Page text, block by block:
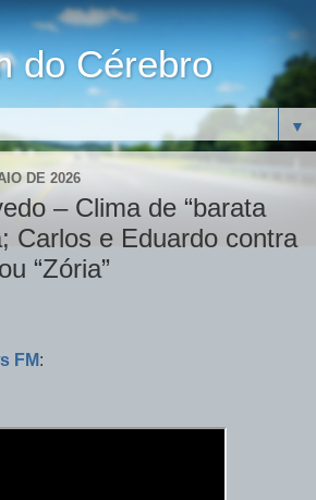
do Cérebro
▼
DE 2026
– Clima de “barata
Carlos e Eduardo contra
“Zória”
FM: